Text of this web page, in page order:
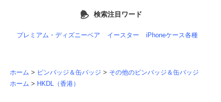
検索注目ワード
プレミアム・ディズニーベア イースター iPhoneケース各種
ホーム > ピンバッジ＆缶バッジ > その他のピンバッジ＆缶バッジ
ホーム > HKDL（香港）